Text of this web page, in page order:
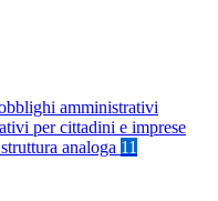
amministrativi
per cittadini e imprese
analoga 11